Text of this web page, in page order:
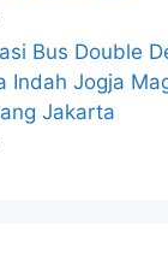
Bus Double
Indah Jogja
Jakarta